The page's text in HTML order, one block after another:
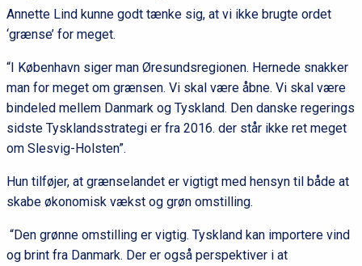
Annette Lind kunne godt tænke sig, at vi ikke brugte ordet
‘grænse’ for meget.
“I København siger man Øresundsregionen. Hernede snakker
man for meget om grænsen. Vi skal være åbne. Vi skal være
bindeled mellem Danmark og Tyskland. Den danske regerings
sidste Tysklandsstrategi er fra 2016. der står ikke ret meget
om Slesvig-Holsten”.
Hun tilføjer, at grænselandet er vigtigt med hensyn til både at
skabe økonomisk vækst og grøn omstilling.
“Den grønne omstilling er vigtig. Tyskland kan importere vind
og brint fra Danmark. Der er også perspektiver i at